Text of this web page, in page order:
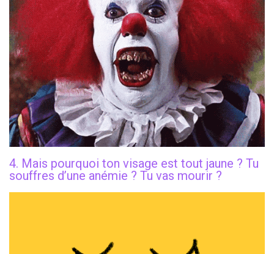
4. Mais pourquoi ton visage est tout jaune ? Tu
souffres d’une anémie ? Tu vas mourir ?